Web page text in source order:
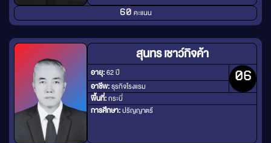
60 คะแนน
สุนทร เชาว์กิจค้า
อายุ:62 ปี
อาชีพ:ธุรกิจโรงแรม
06
พื้นที่:กระบี่
การศึกษา:ปริญญาตรี